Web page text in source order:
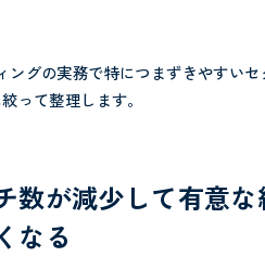
ングの実務で特につまずきやすいセ
って整理します。
数が減少して有意な
なる